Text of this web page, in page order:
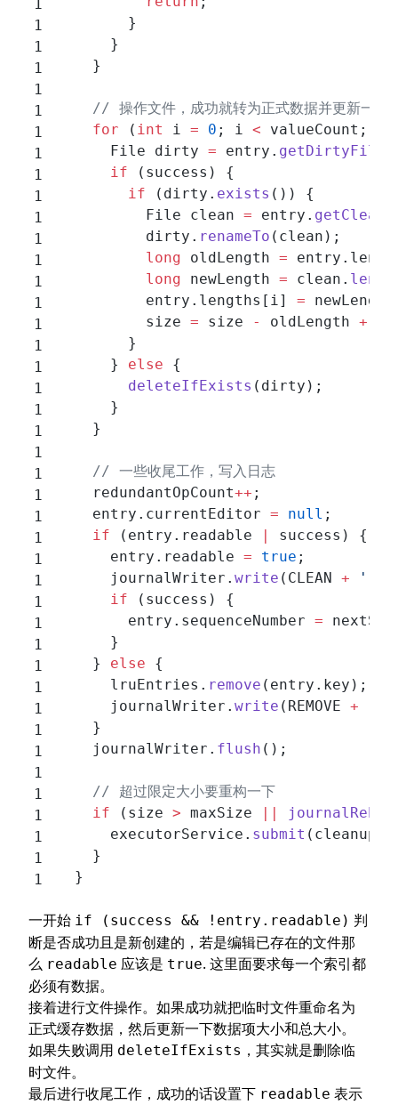
        }
      }
    }
// 操作文件，成功就转为正式数据并更新一些
    for
( int i = 0 ; i < valueCount; i
      File dirty
= entry. getDirtyFile
      if
(success) {
        if
(dirty. exists ()) {
          File clean
= entry.
          dirty.
renameTo (clean);
          long
oldLength =
          long
newLength = clean.
          entry.lengths[i]
=
          size
= size - oldLength +
        }
      }
else {
        deleteIfExists
(dirty);
      }
    }
    // 一些收尾工作，写入日志
    redundantOpCount
++ ;
    entry.currentEditor
= null ;
    if
(entry.readable
success) {
      entry.readable
= true ;
      journalWriter.
write (CLEAN + ' '
      if
(success) {
        entry.sequenceNumber
=
      }
    }
else {
      lruEntries.
remove (entry.key);
      journalWriter.
write (REMOVE +
    }
    journalWriter.
flush ();
    // 超过限定大小要重构一下
    if
(size > maxSize
      executorService.
submit
    }
  }
一开始 if (success && !entry.readable) 判
断是否成功且是新创建的，若是编辑已存在的文件那
么 readable 应该是 true. 这里面要求每一个索引都
必须有数据。
接着进行文件操作。如果成功就把临时文件重命名为
正式缓存数据，然后更新一下数据项大小和总大小。
如果失败调用 deleteIfExists ，其实就是删除临
时文件。
最后进行收尾工作，成功的话设置下 readable 表示